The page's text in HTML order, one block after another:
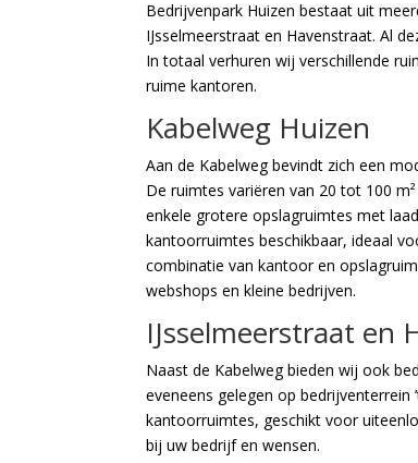
Bedrijvenpark Huizen bestaat uit
IJsselmeerstraat en Havenstraat. Al
In totaal verhuren wij verschillende
ruime kantoren.
Kabelweg Huizen
Aan de Kabelweg bevindt zich een
De ruimtes variëren van 20 tot 100
enkele grotere opslagruimtes met
kantoorruimtes beschikbaar, ideaal
combinatie van kantoor en
webshops en kleine bedrijven.
IJsselmeerstraat en
Naast de Kabelweg bieden wij ook
eveneens gelegen op bedrijventerrein
kantoorruimtes, geschikt voor
bij uw bedrijf en wensen.